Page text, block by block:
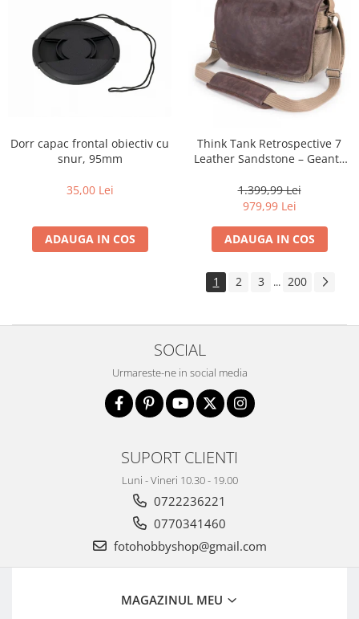
negative late 120mm color
Scanere Film
Binocluri, Lupe si Telescoape
Accesorii pentru Lunete si
Telescoape
Aparate de colectie
format 24x36mm
Aparate foto de colectie, cu burduf
Biobiective
Aparate foto de colectie , Stereo
Aparate foto de colectie -
Accesorii pt. aparate foto de
Aparate de colectie de tip Box-
Reviste, carti si software
Aparate foto SECOND HAND
Aparate foto Mirrorless (SH)
Dorr capac frontal obiectiv cu
snur, 95mm
35,00 Lei
ADAUGA IN COS
Think Tank Retrospective 7
Leather Sandstone – Geantă
DSLR/Mirrorless
1.399,99 Lei
979,99 Lei
ADAUGA IN COS
1 2 3 ... 200
SOCIAL
Urmareste-ne in social media
SUPORT CLIENTI
Luni - Vineri 10.30 - 19.00
0722236221
0770341460
fotohobbyshop@gmail.com
MAGAZINUL MEU